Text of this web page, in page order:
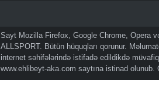
Sayt Mozilla Firefox, Google Chrome, Opera
ALLSPORT. Bütün hüquqları qorunur.
internet səhifələrində istifadə edildikdə
www.ehlibeyt-aka.com saytına istinad olunub.